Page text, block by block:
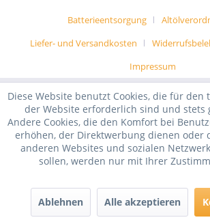
Batterieentsorgung
Liefer- und Versandkosten
Impressum
Diese Website benutzt Cookies, die für den
der Website erforderlich sind und stets
Andere Cookies, die den Komfort bei
erhöhen, der Direktwerbung dienen oder
anderen Websites und sozialen
sollen, werden nur mit Ihrer
Ablehnen Alle akzeptieren